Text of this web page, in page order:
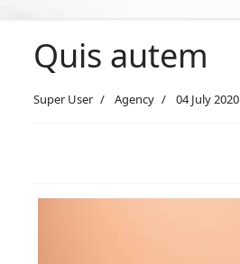
Quis autem
Super User Agency 04 July 2020